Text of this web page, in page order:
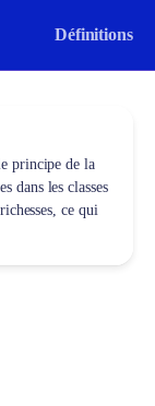
Définitions
principe de la
dans les classes
ce qui